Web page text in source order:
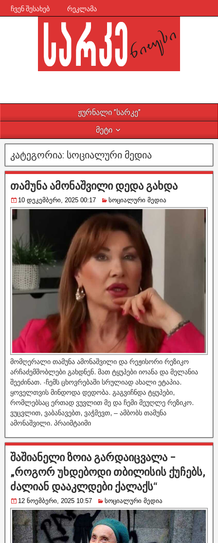
ჩვენ შესახებ რეკლამა
ჟურნალი ”სარკე”
მეტი
კატეგორია: სოციალური მედია
თამუნა ამონაშვილი დედა გახდა
10 დეკემბერი, 2025 00:17 სოციალური მედია
მომღერალი თამუნა ამონაშვილი და რეჟისორი რეზიკო
არჩაძემშობლები გახდნენ. მათ ტყუპები იოანა და მელანია
შეეძინათ. -ჩემს ცხოვრებაში სრულიად ახალი ეტაპია.
ყოველთვის მინდოდა დედობა. გაგვიჩნდა ტყუპები,
რომლებსაც ერთად ვუვლით მე და ჩემი მეუღლე რეზიკო.
ვუცვლით, ვაბანავებთ, ვაჭმევთ, – ამბობს თამუნა
ამონაშვილი. პრაიმტაიმი
შაშიანელი ზოია გარდაიცვალა –
„როგორ უხდებოდი თბილისის ქუჩებს,
ძალიან დააკლდები ქალაქს“
12 ნოემბერი, 2025 10:57 სოციალური მედია